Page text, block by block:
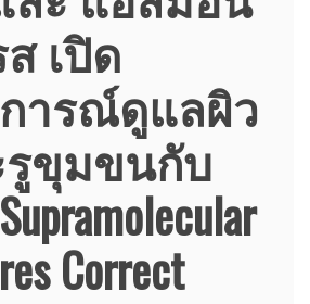
เปิด
ารณ์ดูแลผิว
ขุมขนกับ
Correct